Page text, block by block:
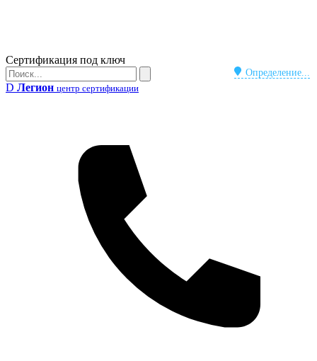
Бейдж
Сертификация под ключ
Определение...
Поиск
Поиск
D Легион центр сертификации